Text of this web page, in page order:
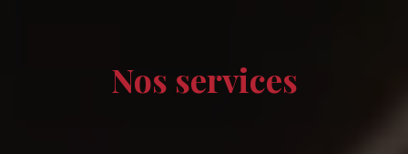
Nos services